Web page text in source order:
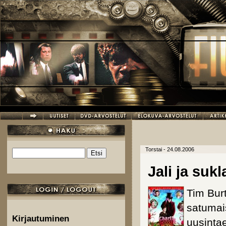
Hyppää pääsisältöön
Hakulomake
Kirjautuminen
Torstai - 24.08.2006
Jali ja
Tim